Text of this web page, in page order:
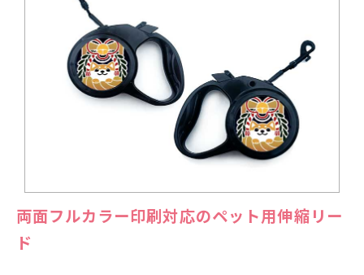
両面フルカラー印刷対応のペット用伸縮リー
ド